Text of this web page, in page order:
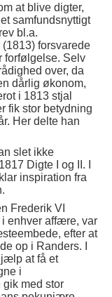
at blive digter,
samfundsnyttigt
bl.a.
forsvarede
forfølgelse. Selv
over, da
dårlig økonom,
i 1813 stjal
fik stor betydning
Her delte han
slet ikke
Digte I og II. I
inspiration fra
Frederik VI
enhver affære, var
efter at
op i Randers. I
at få et
i
gik med stor